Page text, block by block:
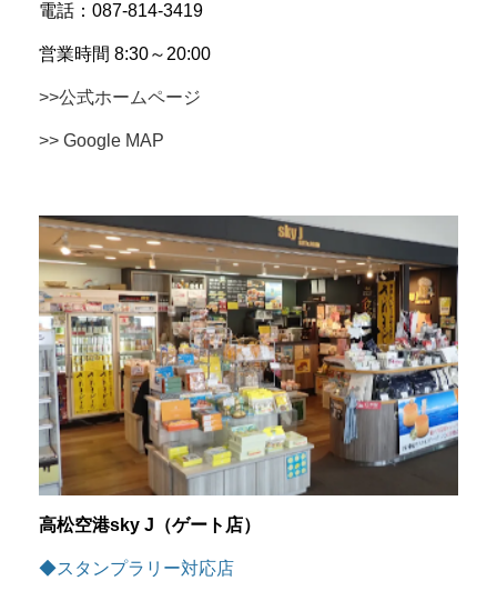
電話：087-814-3419
営業時間 8:30～20:00
>>公式ホームページ
>> Google MAP
高松空港sky J（ゲート店）
◆スタンプラリー対応店